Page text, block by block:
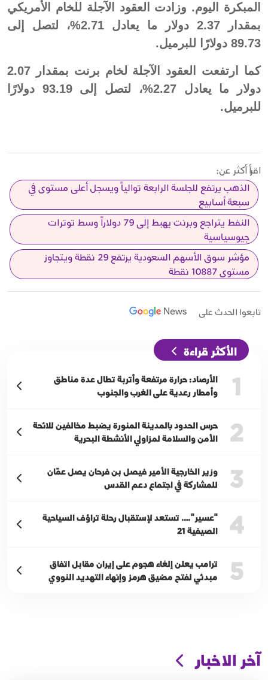
المبكرة اليوم. وزادت العقود الآجلة للخام الأمريكي
بمقدار 2.37 دولار ما يعادل 2.71%، لتصل إلى
89.73 دولارًا للبرميل.
كما ارتفعت العقود الآجلة لخام برنت بمقدار 2.07
دولار ما يعادل 2.27%، لتصل إلى 93.19 دولارًا
للبرميل.
اقرأ أكثر عن:
الذهب يرتفع للجلسة الرابعة توالياً ويسجل أعلى مستوى في
سبعة أسابيع
النفط يتراجع وبرنت يهبط إلى 79 دولاراً وسط توترات
جيوسياسية
مؤشر سوق الأسهم السعودية يرتفع 29 نقطة ويتجاوز
مستوى 10887 نقطة
تابعوا الحدث على
الأكثر قراءة
1
الأرصاد: حرارة مرتفعة وأتربة تطال عدة مناطق
وأمطار رعدية على الغرب والجنوب
2
حرس الحدود بالمدينة المنورة يضبط مخالفين للائحة
الأمن والسلامة لمزاولي الأنشطة البحرية
3
وزير الخارجية الأمير فيصل بن فرحان يصل عمّان
للمشاركة في اجتماع دعم القدس
4
"عسير"…. تستعد لإستقبال رحلة تراؤف السياحية
الصيفية 21
5
ترامب يعلن إلغاء هجوم على إيران مقابل اتفاق
مبدئي لفتح مضيق هرمز وإنهاء التهديد النووي
آخر الاخبار